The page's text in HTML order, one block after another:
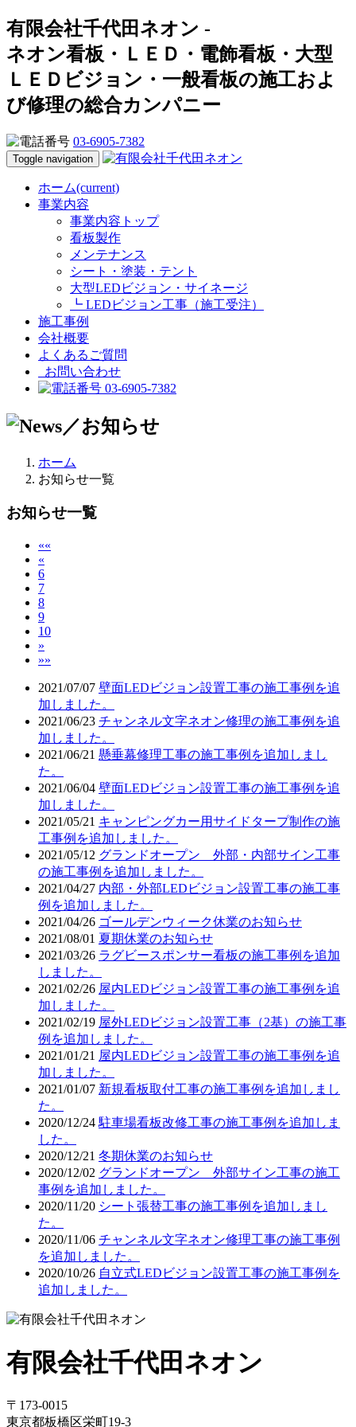
有限会社千代田ネオン -
ネオン看板・ＬＥＤ・電飾看板・大型
ＬＥＤビジョン・一般看板の施工およ
び修理の総合カンパニー
03-6905-7382
Toggle navigation
ホーム(current)
事業内容
事業内容トップ
看板製作
メンテナンス
シート・塗装・テント
大型LEDビジョン・サイネージ
┗ LEDビジョン工事（施工受注）
施工事例
会社概要
よくあるご質問
お問い合わせ
03-6905-7382
ホーム
お知らせ一覧
お知らせ一覧
««
«
6
7
8
9
10
»
»»
2021/07/07 壁面LEDビジョン設置工事の施工事例を追
加しました。
2021/06/23 チャンネル文字ネオン修理の施工事例を追
加しました。
2021/06/21 懸垂幕修理工事の施工事例を追加しまし
た。
2021/06/04 壁面LEDビジョン設置工事の施工事例を追
加しました。
2021/05/21 キャンピングカー用サイドタープ制作の施
工事例を追加しました。
2021/05/12 グランドオープン 外部・内部サイン工事
の施工事例を追加しました。
2021/04/27 内部・外部LEDビジョン設置工事の施工事
例を追加しました。
2021/04/26 ゴールデンウィーク休業のお知らせ
2021/08/01 夏期休業のお知らせ
2021/03/26 ラグビースポンサー看板の施工事例を追加
しました。
2021/02/26 屋内LEDビジョン設置工事の施工事例を追
加しました。
2021/02/19 屋外LEDビジョン設置工事（2基）の施工事
例を追加しました。
2021/01/21 屋内LEDビジョン設置工事の施工事例を追
加しました。
2021/01/07 新規看板取付工事の施工事例を追加しまし
た。
2020/12/24 駐車場看板改修工事の施工事例を追加しま
した。
2020/12/21 冬期休業のお知らせ
2020/12/02 グランドオープン 外部サイン工事の施工
事例を追加しました。
2020/11/20 シート張替工事の施工事例を追加しまし
た。
2020/11/06 チャンネル文字ネオン修理工事の施工事例
を追加しました。
2020/10/26 自立式LEDビジョン設置工事の施工事例を
追加しました。
有限会社千代田ネオン
〒173-0015
東京都板橋区栄町19-3